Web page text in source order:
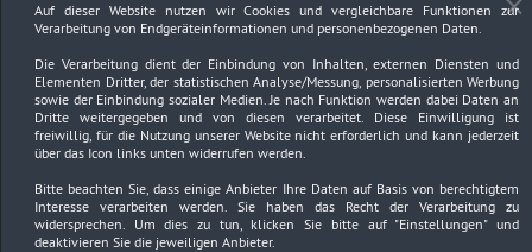
×
Warnung
JUser: :_load: Fehler beim Laden des Benutzers mit der ID: 3016
Impressum
Datenschutzerklärung Urheberrechtsnachweise
Copyright © 2026. Bundesverband Deutscher
Sachverständiger und Fachgutachter BDSF e.V..
Auf dieser Website nutzen wir Cookies und vergleichbare Funktionen zur
Verarbeitung von Endgeräteinformationen und personenbezogenen Daten.
Die Verarbeitung dient der Einbindung von Inhalten, externen Diensten und
Elementen Dritter, der statistischen Analyse/Messung, personalisierten Werbung
sowie der Einbindung sozialer Medien. Je nach Funktion werden dabei Daten an
Dritte weitergegeben und von diesen verarbeitet. Diese Einwilligung ist
freiwillig, für die Nutzung unserer Website nicht erforderlich und kann jederzeit
über das Icon links unten widerrufen werden.
Bitte beachten Sie, dass einige Anbieter Ihre Daten auf Basis von berechtigtem
Interesse verarbeiten werden. Sie haben das Recht der Verarbeitung zu
widersprechen. Um dies zu tun, klicken Sie bitte auf "Einstellungen"und
deaktivieren Sie die jeweiligen Anbieter.